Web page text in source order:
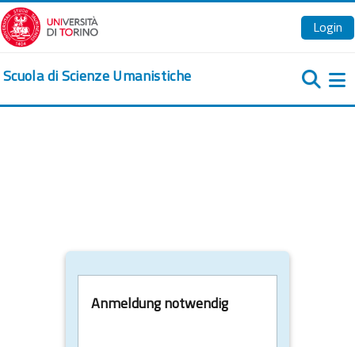
Zum Hauptinhalt
Login
Scuola di Scienze Umanistiche
Anmeldung notwendig